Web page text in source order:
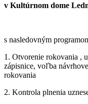
v Kultúrnom dome
s nasledovným
1. Otvorenie rokovania ,
zápisnice, voľba
rokovania
2. Kontrola plnenia